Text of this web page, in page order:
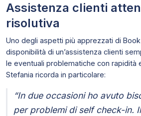
Assistenza clienti
risolutiva
Uno degli aspetti più apprezzati di Book
disponibilità di un’assistenza clienti
le eventuali problematiche con rapidità
Stefania ricorda in particolare:
“In due occasioni ho avuto
per problemi di self check-in.